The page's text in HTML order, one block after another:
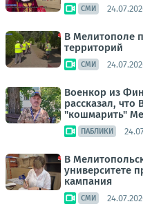
СМИ
В Мелитополе
территорий
СМИ
Военкор из
рассказал,
"кошмарить"
ПАБЛИКИ
В
университете
кампания
СМИ